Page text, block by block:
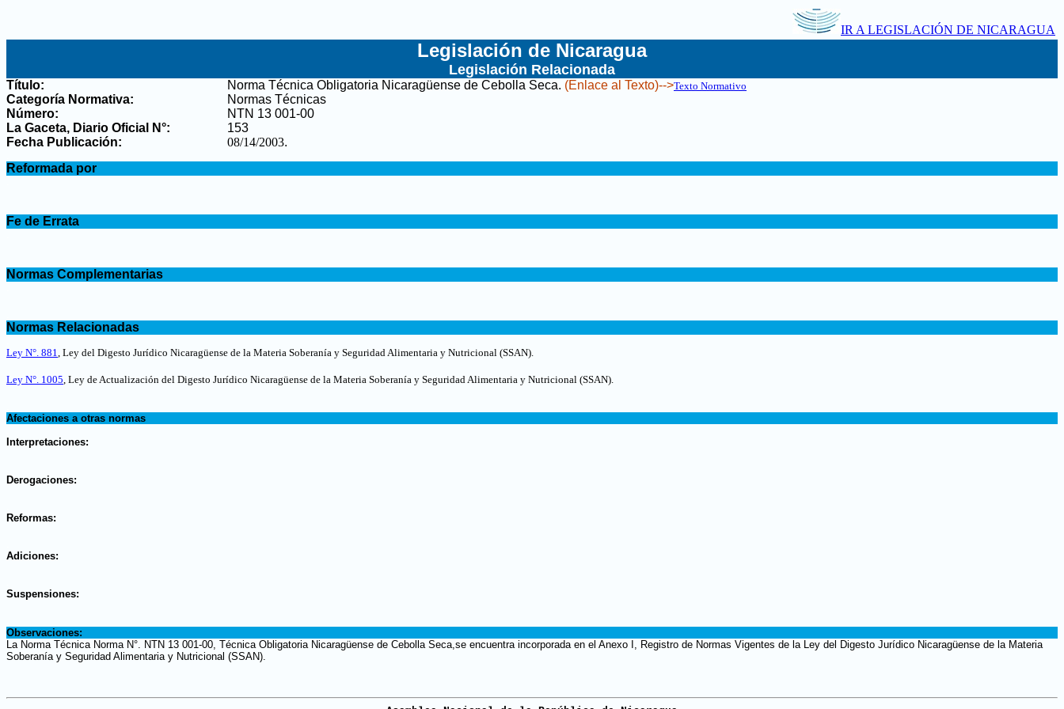
IR A LEGISLACIÓN DE NICARAGUA
Legislación de Nicaragua
Legislación Relacionada
Título: Norma Técnica Obligatoria Nicaragüense de Cebolla Seca. (Enlace al Texto)-->Texto Normativo
Categoría Normativa:
Normas Técnicas
Número:
NTN 13 001-00
La Gaceta, Diario Oficial N°:
153
Fecha Publicación:
08/14/2003.
Reformada por
Fe de Errata
Normas Complementarias
Normas Relacionadas
Ley N°. 881, Ley del Digesto Jurídico Nicaragüense de la Materia Soberanía y Seguridad Alimentaria y Nutricional (SSAN).
Ley N°. 1005, Ley de Actualización del Digesto Jurídico Nicaragüense de la Materia Soberanía y Seguridad Alimentaria y Nutricional (SSAN).
Afectaciones a otras normas
Interpretaciones:
Derogaciones:
Reformas:
Adiciones:
Suspensiones:
Observaciones:
La Norma Técnica Norma N°. NTN 13 001-00, Técnica Obligatoria Nicaragüense de Cebolla Seca,se encuentra incorporada en el Anexo I, Registro de Normas Vigentes de la Ley del Digesto Jurídico Nicaragüense de la Materia
Soberanía y Seguridad Alimentaria y Nutricional (SSAN).